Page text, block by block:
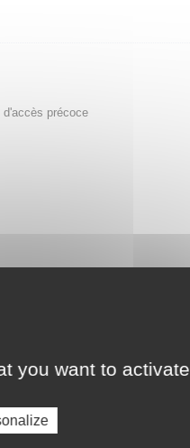
you want to activate
d'accès précoce